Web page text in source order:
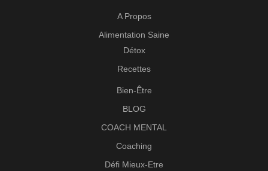
A Propos
Alimentation Saine
Détox
Recettes
Bien-Être
BLOG
COACH MENTAL
Coaching
Défi Mieux-Etre